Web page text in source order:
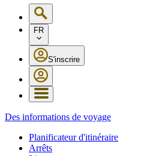
FR
S'inscrire
Des informations de voyage
Planificateur d'itinéraire
Arrêts